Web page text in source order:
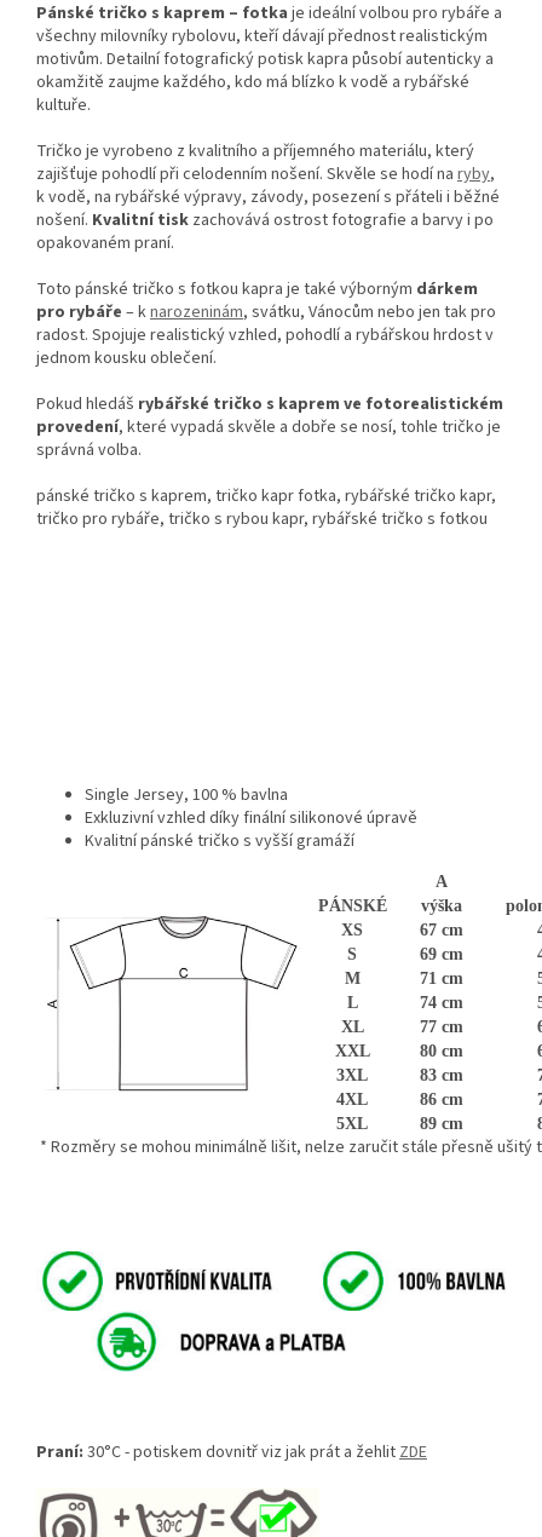
Pánské tričko s kaprem – fotka je ideální volbou pro rybáře a
všechny milovníky rybolovu, kteří dávají přednost realistickým
motivům. Detailní fotografický potisk kapra působí autenticky a
okamžitě zaujme každého, kdo má blízko k vodě a rybářské
kultuře.
Tričko je vyrobeno z kvalitního a příjemného materiálu, který
zajišťuje pohodlí při celodenním nošení. Skvěle se hodí na ryby,
k vodě, na rybářské výpravy, závody, posezení s přáteli i běžné
nošení. Kvalitní tisk zachovává ostrost fotografie a barvy i po
opakovaném praní.
Toto pánské tričko s fotkou kapra je také výborným dárkem
pro rybáře – knarozeninám, svátku, Vánocům nebo jen tak pro
radost. Spojuje realistický vzhled, pohodlí a rybářskou hrdost v
jednom kousku oblečení.
Pokud hledáš rybářské tričko s kaprem ve fotorealistickém
provedení, které vypadá skvěle a dobře se nosí, tohle tričko je
správná volba.
pánské tričko s kaprem, tričko kapr fotka, rybářské tričko kapr,
tričko pro rybáře, tričko s rybou kapr, rybářské tričko s fotkou
Single Jersey, 100 % bavlna
Exkluzivní vzhled díky finální silikonové úpravě
Kvalitní pánské tričko s vyšší gramáží
A
PÁNSKÉ
výška
XS
67 cm
S
69 cm
M
71 cm
L
74 cm
XL
77 cm
XXL
80 cm
3XL
83 cm
4XL
86 cm
5XL
89 cm
* Rozměry se mohou minimálně lišit, nelze zaručit stále přesně ušitý
Praní: 30°C - potiskem dovnitř viz jak prát a žehlit ZDE